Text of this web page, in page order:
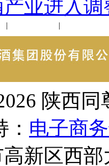
业进入调
| |
陕西
电子商
新区西